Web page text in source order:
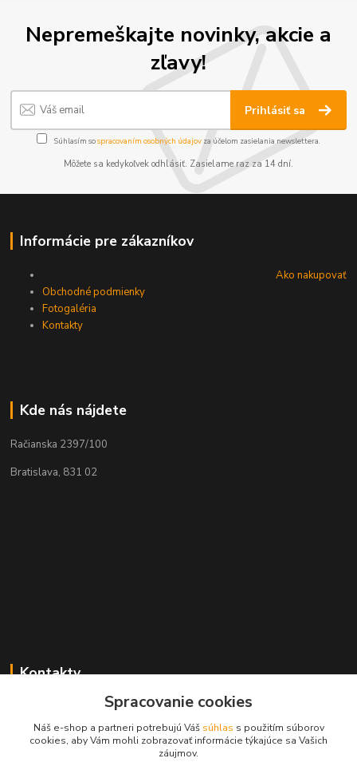
Nepremeškajte novinky, akcie a
zľavy!
Prihlásiť sa
Súhlasím sospracovaním osobných údajov za účelom zasielania newslettera.
Môžete sa kedykoľvek odhlásiť. Zasielame raz za 14 dní.
Informácie pre zákazníkov
Ako nakupovať
Obchodné podmienky
Fotogaléria
Kontakty
Kde nás nájdete
Račianska 2397/100
Bratislava, 831 02
Kontakty
Zákaznícka podpora MADPARTS
+421 903 566 139
(Po-Pia, 8-17 hod.), (So 8-11 hod.)
Spracovanie cookies
Náš e-shop a partneri potrebujú Váš súhlas s použitím súborov
cookies, aby Vám mohli zobrazovať informácie týkajúce sa Vašich
záujmov.